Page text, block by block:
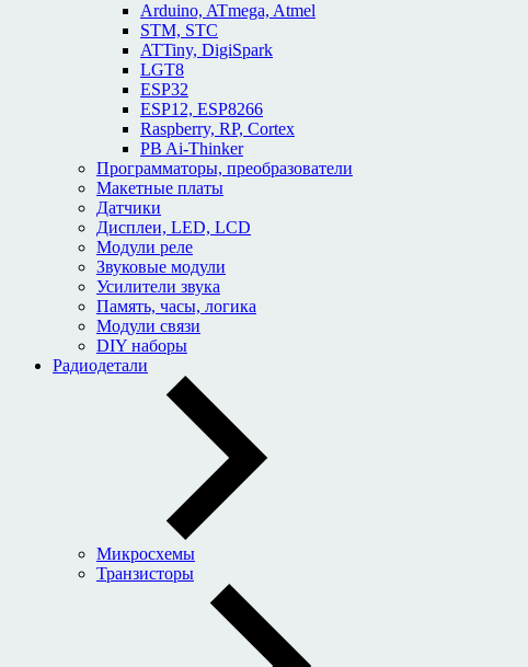
Arduino, ATmega, Atmel
STM, STC
ATTiny, DigiSpark
LGT8
ESP32
ESP12, ESP8266
Raspberry, RP, Cortex
PB Ai-Thinker
Программаторы, преобразователи
Макетные платы
Датчики
Дисплеи, LED, LCD
Модули реле
Звуковые модули
Усилители звука
Память, часы, логика
Модули связи
DIY наборы
Радиодетали
Микросхемы
Транзисторы